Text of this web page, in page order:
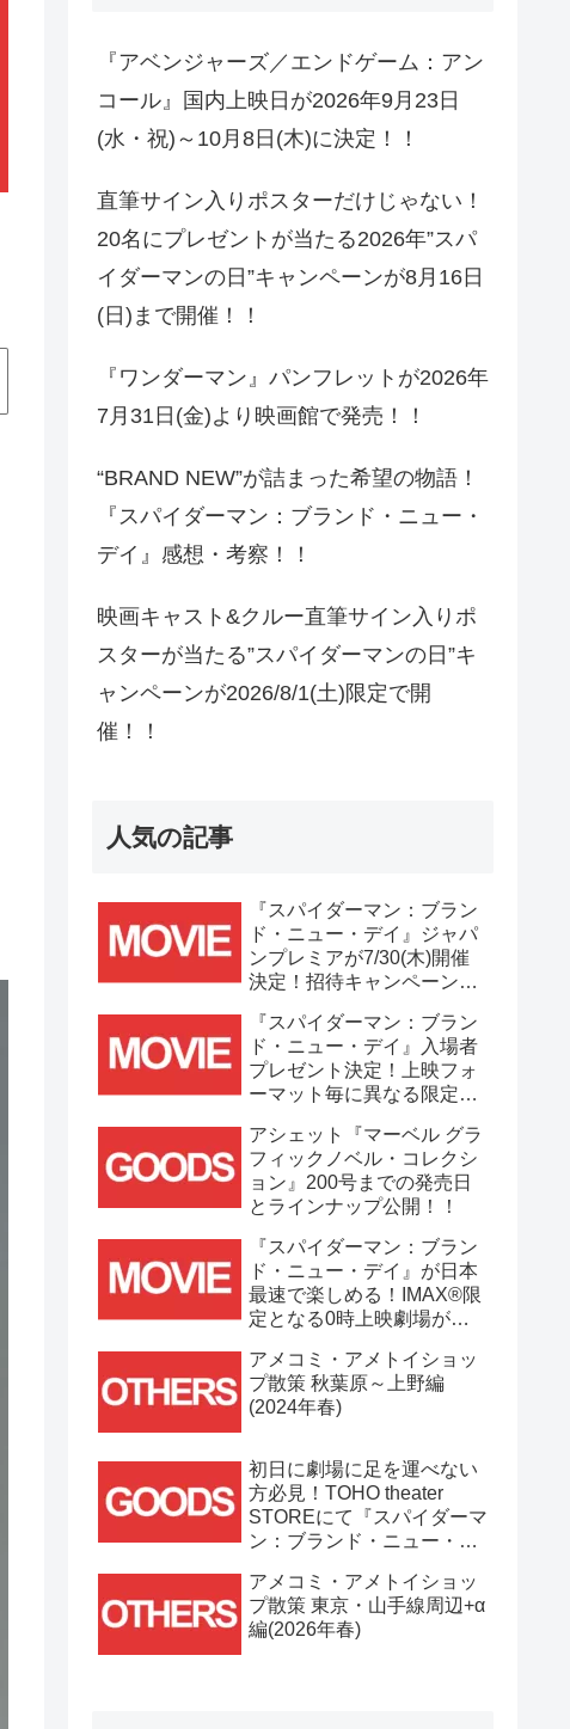
『アベンジャーズ／エンドゲーム：アン
コール』国内上映日が2026年9月23日
(水・祝)～10月8日(木)に決定！！
直筆サイン入りポスターだけじゃない！
20名にプレゼントが当たる2026年”スパ
イダーマンの日”キャンペーンが8月16日
(日)まで開催！！
『ワンダーマン』パンフレットが2026年
7月31日(金)より映画館で発売！！
“BRAND NEW”が詰まった希望の物語！
『スパイダーマン：ブランド・ニュー・
デイ』感想・考察！！
映画キャスト&クルー直筆サイン入りポ
スターが当たる”スパイダーマンの日”キ
ャンペーンが2026/8/1(土)限定で開
催！！
人気の記事
『スパイダーマン：ブラン
ド・ニュー・デイ』ジャパ
ンプレミアが7/30(木)開催
決定！招待キャンペーンは
中！！
『スパイダーマン：ブラン
ド・ニュー・デイ』入場者
プレゼント決定！上映フォ
ーマット毎に異なる限定ビ
える！！
アシェット『マーベル グラ
フィックノベル・コレクシ
ョン』200号までの発売日
とラインナップ公開！！
『スパイダーマン：ブラン
ド・ニュー・デイ』が日本
最速で楽しめる！IMAX®限
定となる0時上映劇場が決
アメコミ・アメトイショッ
プ散策 秋葉原～上野編
(2024年春)
初日に劇場に足を運べない
方必見！TOHO theater
STOREにて『スパイダーマ
ン：ブランド・ニュー・デ
7/31(金)11時より開始！！
アメコミ・アメトイショッ
プ散策 東京・山手線周辺+α
編(2026年春)